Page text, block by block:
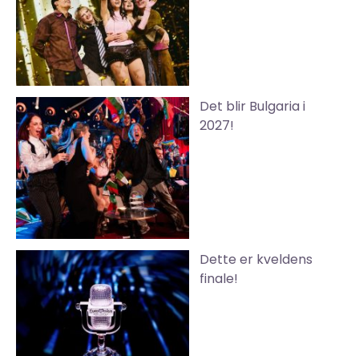
Det blir Bulgaria i
2027!
Dette er kveldens
finale!